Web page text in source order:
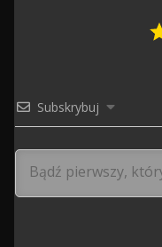
Subskrybuj